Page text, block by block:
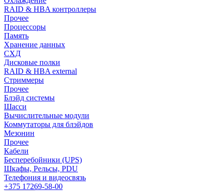
RAID & HBA контроллеры
Прочее
Процессоры
Память
Хранение данных
СХД
Дисковые полки
RAID & HBA external
Стриммеры
Прочее
Блэйд системы
Шасси
Вычислительные модули
Коммутаторы для блэйдов
Мезонин
Прочее
Кабели
Бесперебойники (UPS)
Шкафы, Рельсы, PDU
Телефония и видеосвязь
+375 17269-58-00